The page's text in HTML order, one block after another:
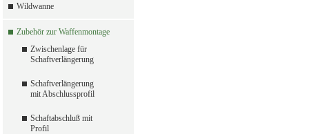
Wildwanne
Zubehör zur Waffenmontage
Zwischenlage für
Schaftverlängerung
Schaftverlängerung
mit Abschlussprofil
Schaftabschluß mit
Profil